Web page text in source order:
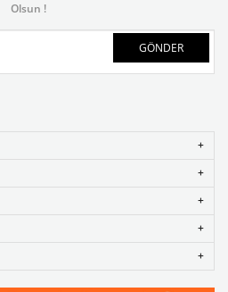
Olsun !
GÖNDER